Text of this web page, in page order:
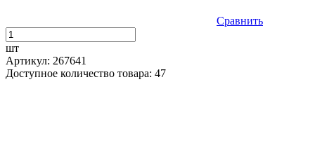
Сравнить
шт
Артикул: 267641
Доступное количество товара: 47